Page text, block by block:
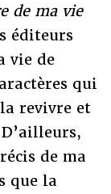
de ma vie
éditeurs
vie de
qui
revivre et
de ma
que la